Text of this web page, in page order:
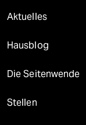
Aktuelles
Hausblog
Die Seitenwende
Stellen